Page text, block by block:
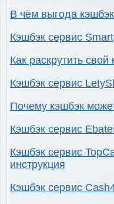
В чём выгода
Кэшбэк сервис
Как раскрутить
Кэшбэк сервис
Почему кэшбэк
Кэшбэк сервис
Кэшбэк сервис
инструкция
Кэшбэк сервис